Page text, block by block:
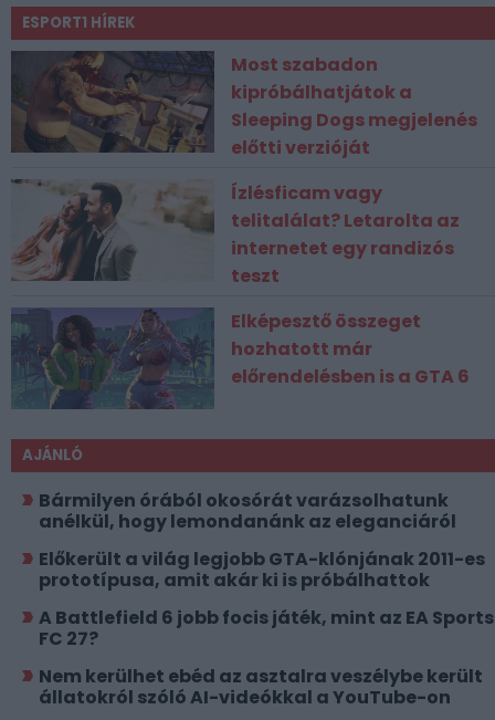
ESPORT1 HÍREK
Most szabadon
kipróbálhatjátok a
Sleeping Dogs megjelenés
előtti verzióját
Ízlésficam vagy
telitalálat? Letarolta az
internetet egy randizós
teszt
Elképesztő összeget
hozhatott már
előrendelésben is a GTA 6
AJÁNLÓ
Bármilyen órából okosórát varázsolhatunk
anélkül, hogy lemondanánk az eleganciáról
Előkerült a világ legjobb GTA-klónjának 2011-es
prototípusa, amit akár ki is próbálhattok
A Battlefield 6 jobb focis játék, mint az EA Sports
FC 27?
Nem kerülhet ebéd az asztalra veszélybe került
állatokról szóló AI-videókkal a YouTube-on